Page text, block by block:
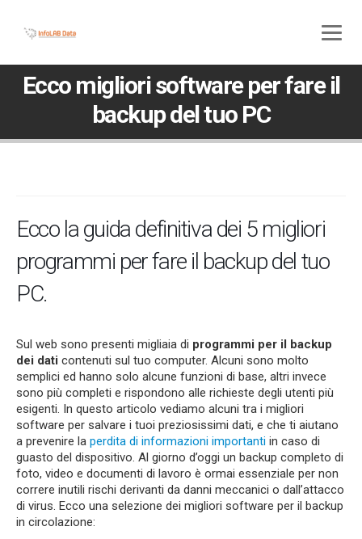
Ecco migliori software per fare il
backup del tuo PC
Ecco la guida definitiva dei 5 migliori
programmi per fare il backup del tuo
PC.
Sul web sono presenti migliaia di programmi per il backup
dei dati contenuti sul tuo computer. Alcuni sono molto
semplici ed hanno solo alcune funzioni di base, altri invece
sono più completi e rispondono alle richieste degli utenti più
esigenti. In questo articolo vediamo alcuni tra i migliori
software per salvare i tuoi preziosissimi dati, e che ti aiutano
a prevenire la perdita di informazioni importanti in caso di
guasto del dispositivo. Al giorno d’oggi un backup completo di
foto, video e documenti di lavoro è ormai essenziale per non
correre inutili rischi derivanti da danni meccanici o dall’attacco
di virus. Ecco una selezione dei migliori software per il backup
in circolazione: